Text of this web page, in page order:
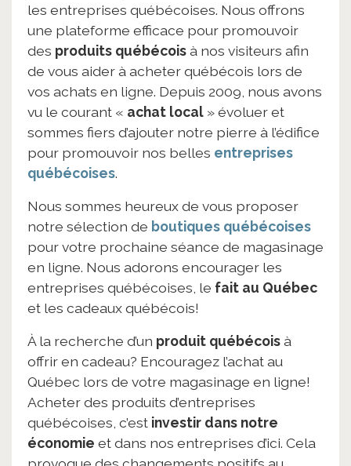
les entreprises québécoises. Nous offrons
une plateforme efficace pour promouvoir
des produits québécoisà nos visiteurs afin
de vous aider à acheter québécois lors de
vos achats en ligne. Depuis 2009, nous avons
vu le courant « achat local » évoluer et
sommes fiers d’ajouter notre pierre à l’édifice
pour promouvoir nos belles entreprises
québécoises.
Nous sommes heureux de vous proposer
notre sélection de boutiques québécoises
pour votre prochaine séance de magasinage
en ligne. Nous adorons encourager les
entreprises québécoises, le fait au Québec
et les cadeaux québécois!
À la recherche d’un produit québécoisà
offrir en cadeau? Encouragez l’achat au
Québec lors de votre magasinage en ligne!
Acheter des produits d’entreprises
québécoises, c’est investir dans notre
économie et dans nos entreprises d’ici. Cela